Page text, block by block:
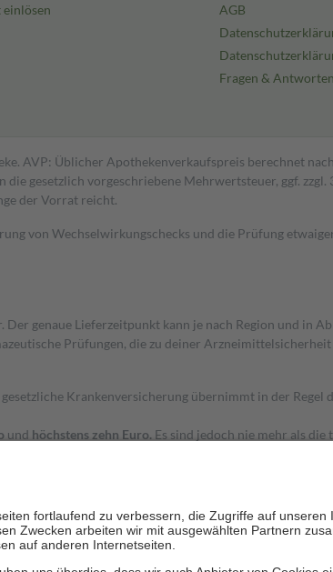
einlösen
AGB
Fragen & Antworten
AVP: Üblicher Apothekenverkaufspreis berechnet
gesetzlich vorgeschriebene Mehrwertsteuer, ggf. zzgl.
der Vorrat reicht.
von Wechselwirkungschecks und die Prüfung
genaue Lieferzeitpunkt kann je nach Region und in
Prüfungen, die zu deiner
Krankenversicherung übernimmt in der Regel
und höchstens zehn Euro. Es sind jedoch nie mehr als
fallenkeine Zuzahlungen an bei: